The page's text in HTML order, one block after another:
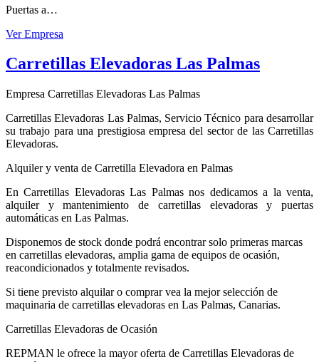
Puertas a…
Ver Empresa
Carretillas Elevadoras Las Palmas
Empresa Carretillas Elevadoras Las Palmas
Carretillas Elevadoras Las Palmas, Servicio Técnico para desarrollar
su trabajo para una prestigiosa empresa del sector de las Carretillas
Elevadoras.
Alquiler y venta de Carretilla Elevadora en Palmas
En Carretillas Elevadoras Las Palmas nos dedicamos a la venta,
alquiler y mantenimiento de carretillas elevadoras y puertas
automáticas en Las Palmas.
Disponemos de stock donde podrá encontrar solo primeras marcas
en carretillas elevadoras, amplia gama de equipos de ocasión,
reacondicionados y totalmente revisados.
Si tiene previsto alquilar o comprar vea la mejor selección de
maquinaria de carretillas elevadoras en Las Palmas, Canarias.
Carretillas Elevadoras de Ocasión
REPMAN le ofrece la mayor oferta de Carretillas Elevadoras de